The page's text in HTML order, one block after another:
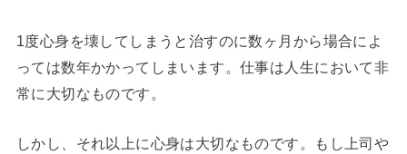
1度心身を壊してしまうと治すのに数ヶ月から場合によ
っては数年かかってしまいます。仕事は人生において非
常に大切なものです。
しかし、それ以上に心身は大切なものです。もし上司や